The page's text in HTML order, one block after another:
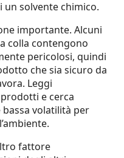
un solvente chimico.
importante. Alcuni
colla contengono
pericolosi, quindi
che sia sicuro da
Leggi
e cerca
volatilità per
fattore